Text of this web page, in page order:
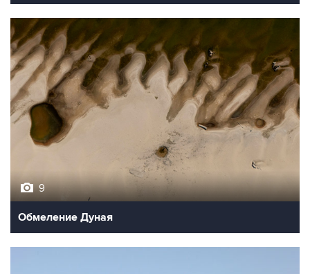
9
Обмеление Дуная